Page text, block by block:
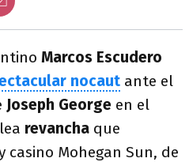
Marcos Escudero
nocaut ante el
Joseph George en el
revancha que
Mohegan Sun, de